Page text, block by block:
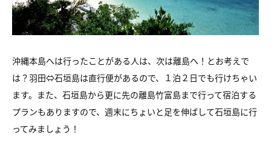
沖縄本島へは行ったことがある人は、次は離島へ！とお考えで
は？羽田⇔石垣島は直行便があるので、１泊２日でも行けちゃい
ます。また、石垣島から更に先の離島竹富島まで行って宿泊する
プランもありますので、週末にちょいと足を伸ばして石垣島に行
ってみましょう！